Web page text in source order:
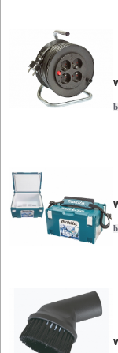
PILARKI-
KOSIARKI-
KOSY
MYJKI
piły